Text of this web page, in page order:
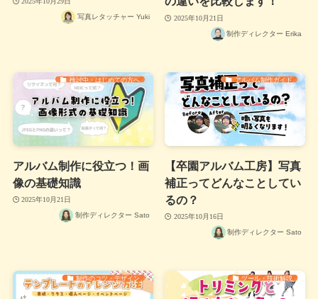
写真レタッチャー Yuki 2025年10月21日
制作ディレクター Erika
検討中・はじめての方へ
アルバム制作に役立つ！画
像の基礎知識
2025年10月21日
制作ディレクター Sato
アルバム制作ガイド
【卒園アルバム工房】写真
補正ってどんなことしてい
るの？
2025年10月16日
制作ディレクター Sato
制作のコツ・デザイン ツール・技術解説